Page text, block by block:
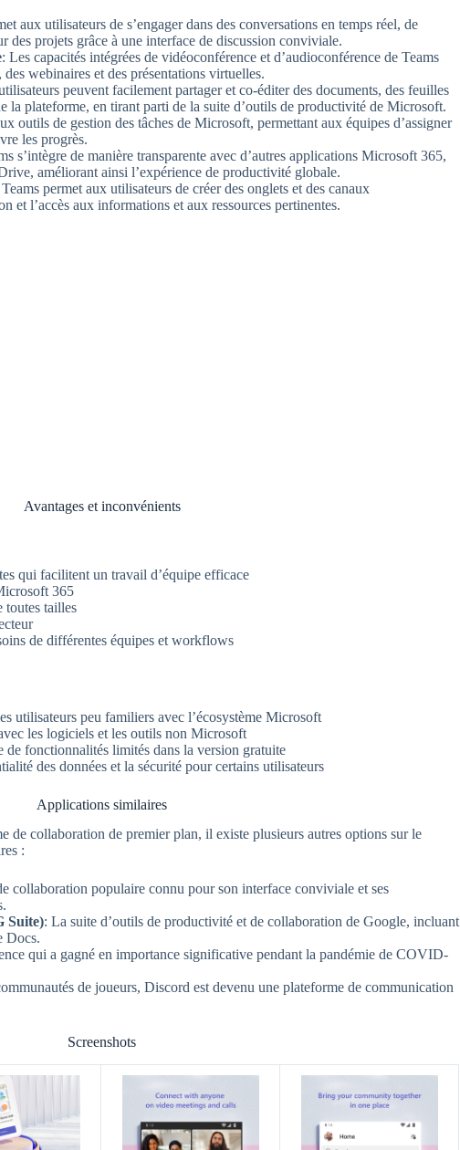
aux utilisateurs de s’engager dans des conversations en temps réel, de
des projets grâce à une interface de discussion conviviale.
: Les capacités intégrées de vidéoconférence et d’audioconférence de Teams
webinaires et des présentations virtuelles.
peuvent facilement partager et co-éditer des documents, des feuilles
la plateforme, en tirant parti de la suite d’outils de productivité de Microsoft.
outils de gestion des tâches de Microsoft, permettant aux équipes d’assigner
les progrès.
s’intègre de manière transparente avec d’autres applications Microsoft 365,
améliorant ainsi l’expérience de productivité globale.
Teams permet aux utilisateurs de créer des onglets et des canaux
et l’accès aux informations et aux ressources pertinentes.
Avantages et inconvénients
qui facilitent un travail d’équipe efficace
365
toutes tailles
de différentes équipes et workflows
utilisateurs peu familiers avec l’écosystème Microsoft
les logiciels et les outils non Microsoft
de fonctionnalités limités dans la version gratuite
des données et la sécurité pour certains utilisateurs
Applications similaires
de collaboration de premier plan, il existe plusieurs autres options sur le
:
collaboration populaire connu pour son interface conviviale et ses
Suite): La suite d’outils de productivité et de collaboration de Google, incluant
Docs.
qui a gagné en importance significative pendant la pandémie de COVID-
de joueurs, Discord est devenu une plateforme de communication
Screenshots